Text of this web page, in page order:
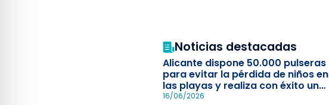
Noticias destacadas
Alicante dispone 50.000 pulseras
para evitar la pérdida de niños en
las playas y realiza con éxito un
simulacro de socorrismo
16/06/2026